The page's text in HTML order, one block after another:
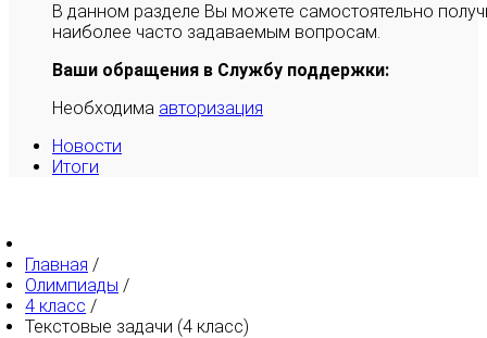
В данном разделе Вы можете самостоятельно
наиболее часто задаваемым вопросам.
Ваши обращения в Службу поддержки:
Необходима авторизация
Новости
Итоги
Главная /
Олимпиады /
4 класс /
Текстовые задачи (4 класс)